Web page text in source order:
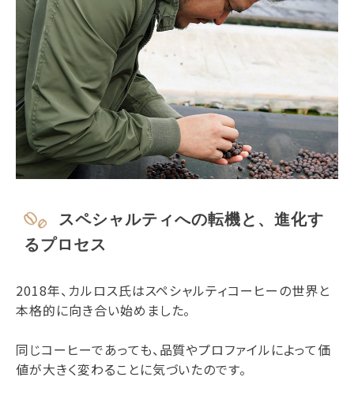
スペシャルティへの転機と、進化す
るプロセス
2018年、カルロス氏はスペシャルティコーヒーの世界と
本格的に向き合い始めました。
同じコーヒーであっても、品質やプロファイルによって価
値が大きく変わることに気づいたのです。